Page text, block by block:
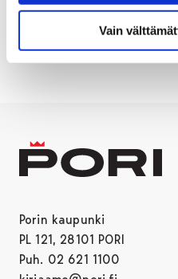
Vain
PORIN
Porin kaupunki
PL 121, 28101 PORI
Puh. 02 621 1100